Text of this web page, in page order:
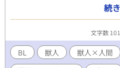
頂く』 『そのさい、一人の
頂く』 『彼には、命の危険
い』 『話しをする。共に過
る。罵る。甚振る』 『弄る
り、なにをしてもらっても
をしてもいい人間の青年と
続
文字数
BL 獣人 獣人×人間